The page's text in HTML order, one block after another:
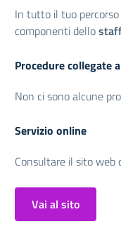
In tutto il tuo
componenti dello
Procedure collegate
Non ci sono alcune
Servizio online
Consultare il sito
Vai al sito